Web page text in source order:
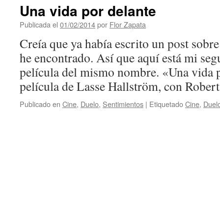
Una vida por delante
Publicada el 01/02/2014por Flor Zapata
Creía que ya había escrito un post
he encontrado. Así que aquí está mi
película del mismo nombre. «Una vida
película de Lasse Hallström, con
Publicado en Cine, Duelo, Sentimientos | EtiquetadoCine,